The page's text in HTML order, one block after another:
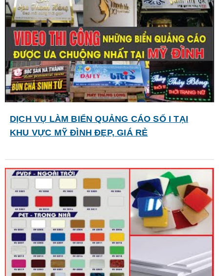
DỊCH VỤ LÀM BIỂN QUẢNG CÁO SỐ I TẠI
KHU VỰC MỸ ĐÌNH ĐẸP, GIÁ RẺ